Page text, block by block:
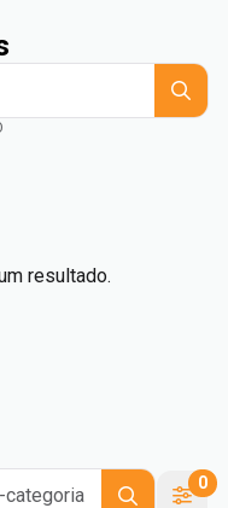
resultado.
categoria
0